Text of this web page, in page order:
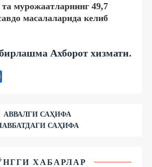
мурожаатларнинг 49,7
масалаларида келиб
Ахборот хизмати.
АВВАЛГИ САҲИФА
САҲИФА
ХАБАРЛАР